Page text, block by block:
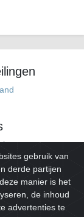
gebruik van
derde partijen
manier is het
de inhoud
advertenties te